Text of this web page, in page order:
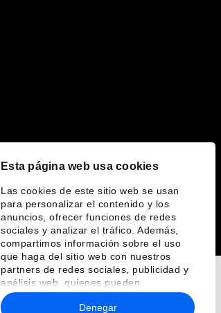
Esta página web usa cookies
Las cookies de este sitio web se usan
para personalizar el contenido y los
anuncios, ofrecer funciones de redes
sociales y analizar el tráfico. Además,
compartimos información sobre el uso
que haga del sitio web con nuestros
partners de redes sociales, publicidad y
análisis web, quienes pueden
combinarla con otra información que les
haya proporcionado o que hayan
Denegar